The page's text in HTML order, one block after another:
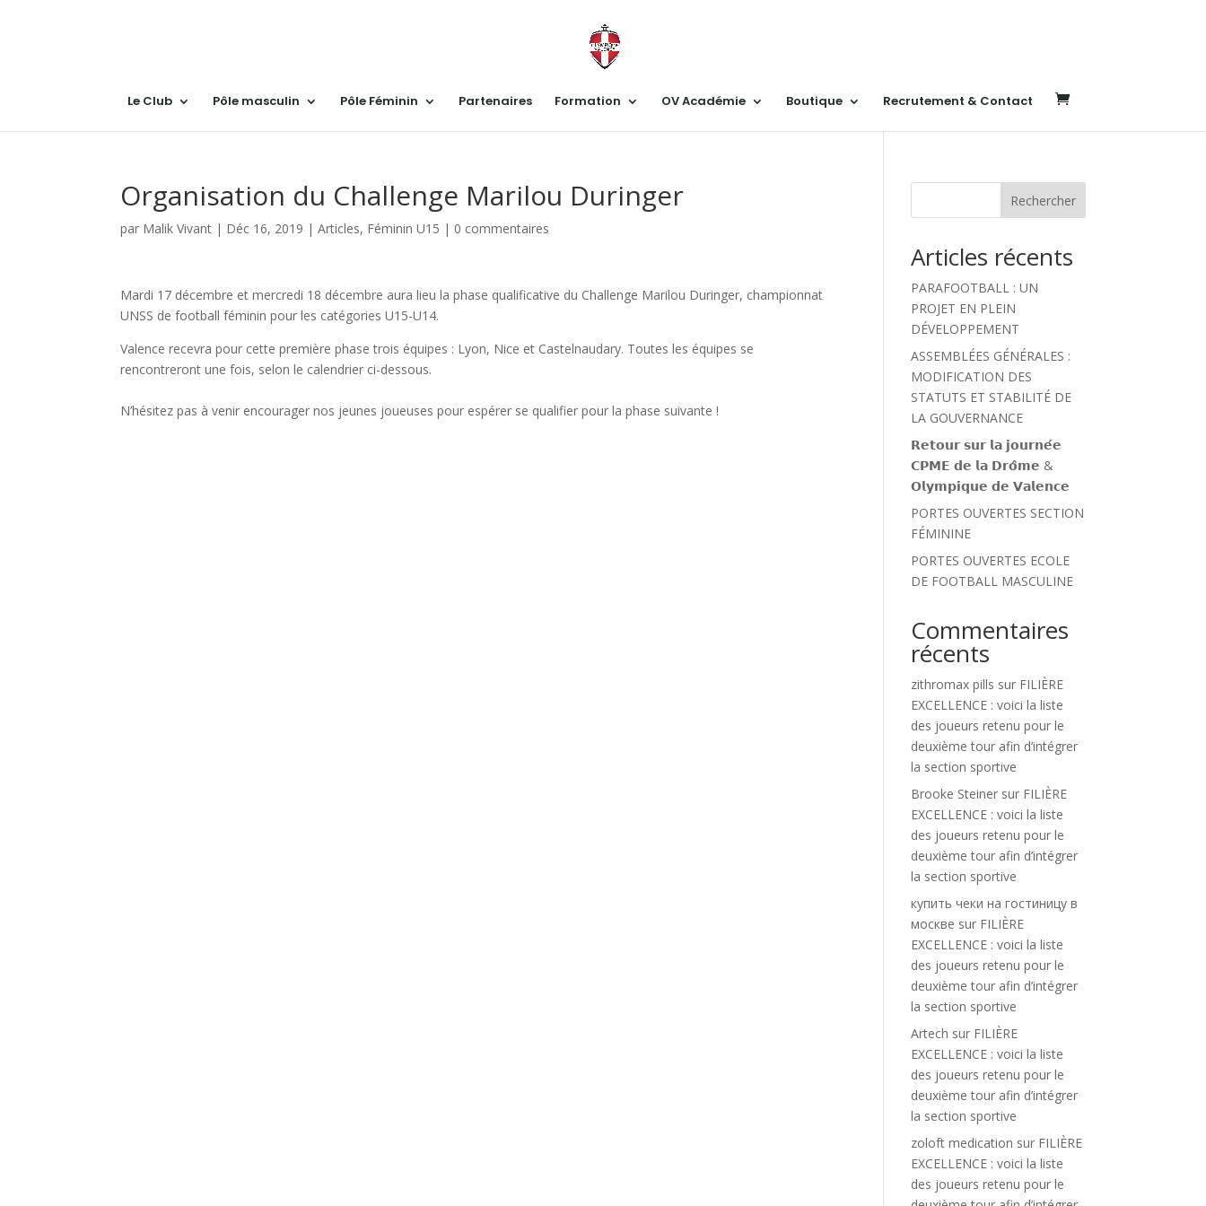
Le Club Pôle masculin Pôle Féminin Partenaires Formation OV Académie Boutique Recrutement & Contact
Organisation du Challenge Marilou Duringer
par Malik Vivant | Déc 16, 2019 |Articles, Féminin U15 | 0 commentaires
Mardi 17 décembre et mercredi 18 décembre aura lieu la phase qualificative du Challenge Marilou Duringer, championnat
UNSS de football féminin pour les catégories U15-U14.
Valence recevra pour cette première phase trois équipes : Lyon, Nice et Castelnaudary. Toutes les équipes se
rencontreront une fois, selon le calendrier ci-dessous.
N’hésitez pas à venir encourager nos jeunes joueuses pour espérer se qualifier pour la phase suivante !
Rechercher
Articles récents
PARAFOOTBALL : UN
PROJET EN PLEIN
DÉVELOPPEMENT
ASSEMBLÉES GÉNÉRALES :
MODIFICATION DES
STATUTS ET STABILITÉ DE
LA GOUVERNANCE
𝗥𝗲𝘁𝗼𝘂𝗿 𝘀𝘂𝗿 𝗹𝗮 𝗷𝗼𝘂𝗿𝗻𝗲́𝗲
𝗖𝗣𝗠𝗘 𝗱𝗲 𝗹𝗮 𝗗𝗿𝗼̂𝗺𝗲 &
𝗢𝗹𝘆𝗺𝗽𝗶𝗾𝘂𝗲 𝗱𝗲 𝗩𝗮𝗹𝗲𝗻𝗰𝗲
PORTES OUVERTES SECTION
FÉMININE
PORTES OUVERTES ECOLE
DE FOOTBALL MASCULINE
Commentaires
récents
zithromax pills sur FILIÈRE
EXCELLENCE : voici la liste
des joueurs retenu pour le
deuxième tour afin d’intégrer
la section sportive
Brooke Steiner sur FILIÈRE
EXCELLENCE : voici la liste
des joueurs retenu pour le
deuxième tour afin d’intégrer
la section sportive
купить чеки на гостиницу в
москве sur FILIÈRE
EXCELLENCE : voici la liste
des joueurs retenu pour le
deuxième tour afin d’intégrer
la section sportive
Artech sur FILIÈRE
EXCELLENCE : voici la liste
des joueurs retenu pour le
deuxième tour afin d’intégrer
la section sportive
zoloft medication sur FILIÈRE
EXCELLENCE : voici la liste
des joueurs retenu pour le